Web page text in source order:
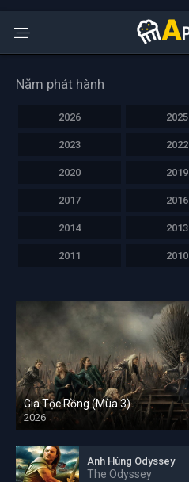
Năm phát hành
2026 2025
2023 2022
2020 2019
2017 2016
2014 2013
2011 2010
Gia Tộc Rồng (Mùa 3)
2026
Anh Hùng Odyssey
The Odyssey